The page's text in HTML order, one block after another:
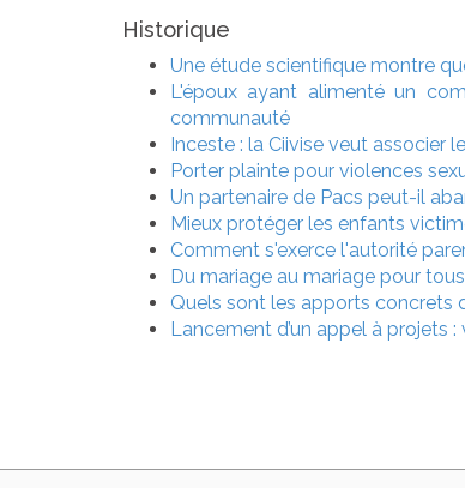
Historique
Une étude scientifique montre
L'époux ayant alimenté un
communauté
Inceste : la Ciivise veut associer
Porter plainte pour violences
Un partenaire de Pacs peut-il
Mieux protéger les enfants
Comment s'exerce l'autorité
Du mariage au mariage pour
Quels sont les apports concrets
Lancement d’un appel à